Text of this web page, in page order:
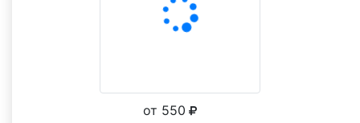
от 550